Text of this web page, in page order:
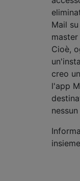
Mail
Cioè,
creo
l'app